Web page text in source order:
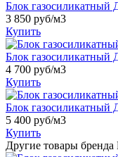
Блок газосиликатный
3 850 руб/м3
Купить
Блок
4 700 руб/м3
Купить
Блок газосиликатный
5 400 руб/м3
Купить
Другие товары